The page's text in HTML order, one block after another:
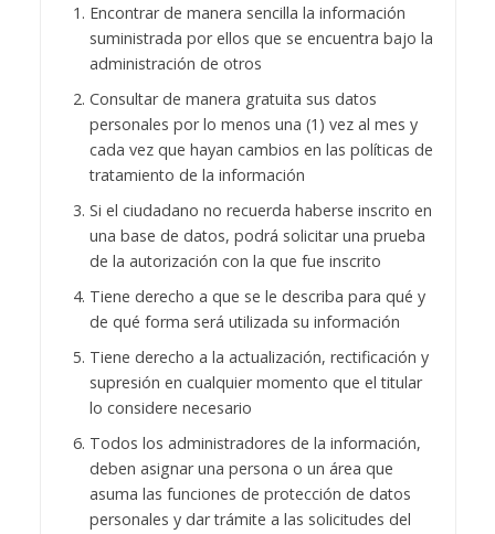
Encontrar de manera sencilla la información
suministrada por ellos que se encuentra bajo la
administración de otros
Consultar de manera gratuita sus datos
personales por lo menos una (1) vez al mes y
cada vez que hayan cambios en las políticas de
tratamiento de la información
Si el ciudadano no recuerda haberse inscrito en
una base de datos, podrá solicitar una prueba
de la autorización con la que fue inscrito
Tiene derecho a que se le describa para qué y
de qué forma será utilizada su información
Tiene derecho a la actualización, rectificación y
supresión en cualquier momento que el titular
lo considere necesario
Todos los administradores de la información,
deben asignar una persona o un área que
asuma las funciones de protección de datos
personales y dar trámite a las solicitudes del